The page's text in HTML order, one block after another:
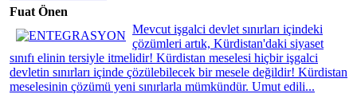
Fuat Önen
Mevcut işgalci devlet sınırları içindeki
çözümleri artık, Kürdistan'daki siyaset
sınıfı elinin tersiyle itmelidir! Kürdistan meselesi hiçbir işgalci
devletin sınırları içinde çözülebilecek bir mesele değildir! Kürdistan
meselesinin çözümü yeni sınırlarla mümkündür. Umut edili...